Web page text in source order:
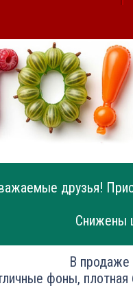
друзья!
Снижены
В
фоны, плотная